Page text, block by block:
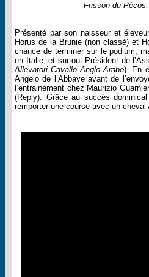
Frisson du
Présenté par son naisseur et
Horus de la Brunie (non classé) et
chance de terminer sur le podium,
en Italie, et surtout Président de
Allevatori Cavallo Anglo Arabo). En
Angelo de l’Abbaye avant de
l’entrainement chez Maurizio
(Reply). Grâce au succès
remporter une course avec un